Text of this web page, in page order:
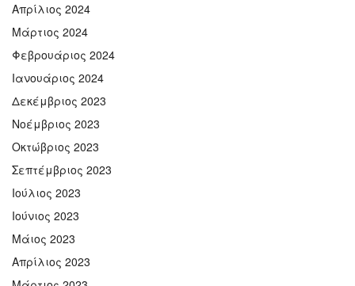
Απρίλιος 2024
Μάρτιος 2024
Φεβρουάριος 2024
Ιανουάριος 2024
Δεκέμβριος 2023
Νοέμβριος 2023
Οκτώβριος 2023
Σεπτέμβριος 2023
Ιούλιος 2023
Ιούνιος 2023
Μάιος 2023
Απρίλιος 2023